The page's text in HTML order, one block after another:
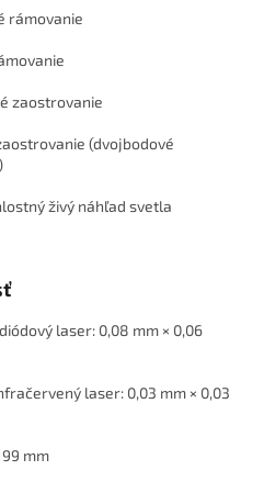
rámovanie
zaostrovanie
(dvojbodové
živý náhľad svetla
laser: 0,08 mm × 0,06
laser: 0,03 mm × 0,03
mm